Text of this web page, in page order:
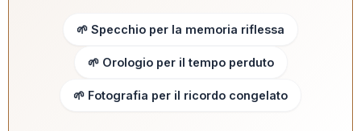
🌱 Specchio per la memoria riflessa
🌱 Orologio per il tempo perduto
🌱 Fotografia per il ricordo congelato